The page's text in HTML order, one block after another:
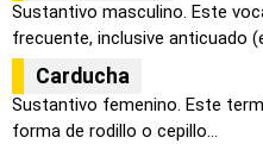
Sustantivo masculino. Este
frecuente, inclusive anticuado
Carducha
Sustantivo femenino. Este
forma de rodillo o cepillo...